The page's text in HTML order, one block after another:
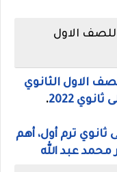
للصف الاول
الاول الثانوي
2022
.
ثانوي ترم أول، أهم